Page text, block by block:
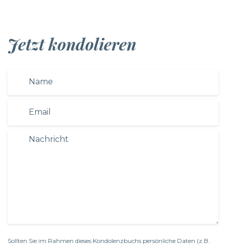
Jetzt kondolieren
Sollten Sie im Rahmen dieses Kondolenzbuchs persönliche Daten (z.B.